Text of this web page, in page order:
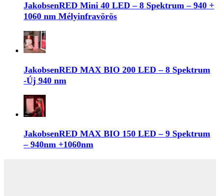
JakobsenRED Mini 40 LED – 8 Spektrum – 940 +
1060 nm Mélyinfravörös
JakobsenRED MAX BIO 200 LED – 8 Spektrum
-Új 940 nm
JakobsenRED MAX BIO 150 LED – 9 Spektrum
– 940nm +1060nm